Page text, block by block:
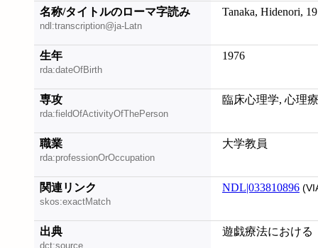
名称/タイトルのローマ字読み
ndl:transcription@ja-Latn
Tanaka, Hidenori,
生年
rda:dateOfBirth
1976
専攻
rda:fieldOfActivityOfThePerson
臨床心理学, 心理
職業
rda:professionOrOccupation
大学教員
関連リンク
skos:exactMatch
NDL|033810896
出典
dct:source
遊戯療法における